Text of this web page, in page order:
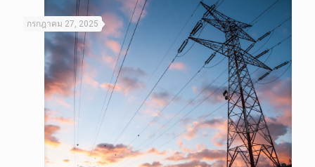
กรกฎาคม 27, 2025